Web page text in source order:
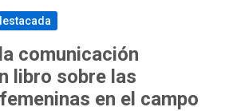
comunicación
libro sobre las
en el campo